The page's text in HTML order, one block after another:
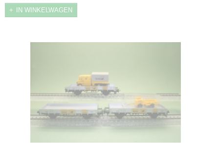
IN WINKELWAGEN